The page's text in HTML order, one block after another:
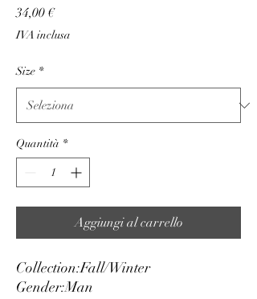
34,00 €Prezzo
IVA inclusa
Size *
Quantità *
Aggiungi al carrello
Collection:Fall/Winter
Gender:Man